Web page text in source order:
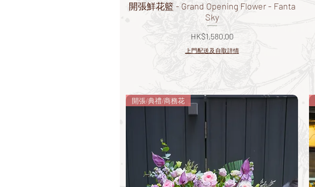
開張鮮花籃 - Grand Opening Flower - Fanta
Sky
價格
HK$1,580.00
上門配送及自取詳情
開張/典禮/商務花